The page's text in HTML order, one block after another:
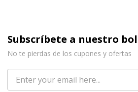
Subscríbete a nuestro
No te pierdas de los cupones y ofertas